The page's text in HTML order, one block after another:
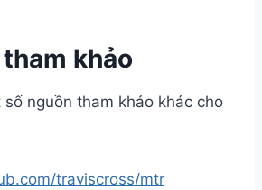
khảo
nguồn tham khảo khác cho
traviscross/mtr